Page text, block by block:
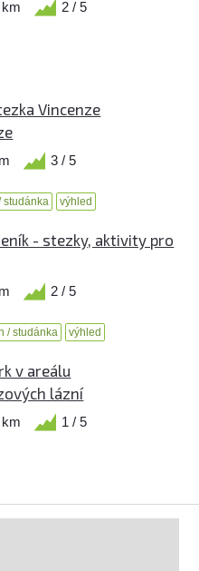
2 / 5
Vincenze
3 / 5
studánka výhled
- stezky, aktivity pro
2 / 5
/ studánka výhled
v areálu
lázní
1 / 5